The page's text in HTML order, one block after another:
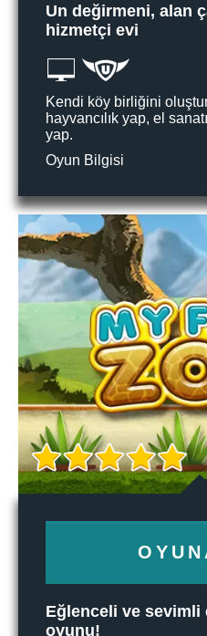
Un değirmeni, alan
hizmetçi evi
Kendi köy birliğini
hayvancılık yap, el
yap.
Oyun Bilgisi
Eğlenceli ve sevimli
oyunu!